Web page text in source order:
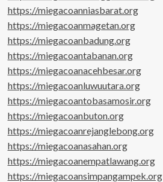
https://miegacoanniasbarat.org
https://miegacoanmagetan.org
https://miegacoanbadung.org
https://miegacoantabanan.org
https://miegacoanacehbesar.org
https://miegacoanluwuutara.org
https://miegacoantobasamosir.org
https://miegacoanbuton.org
https://miegacoanrejanglebong.org
https://miegacoanasahan.org
https://miegacoanempatlawang.org
https://miegacoansimpangampek.org